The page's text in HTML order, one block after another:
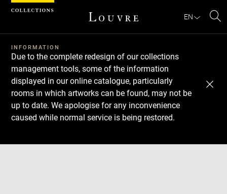
EN
INFORMATION
Due to the complete redesign of our collections
management tools, some of the information
displayed in our online catalogue, particularly
rooms in which artworks can be found, may not be
up to date. We apologise for any inconvenience
caused while normal service is being restored.
Download
Next
Previous
Cookies management panel